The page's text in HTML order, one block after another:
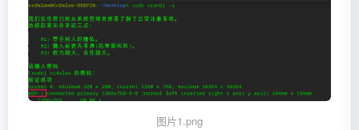
图片1.png